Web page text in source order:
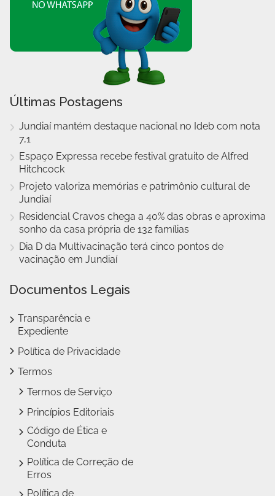
Últimas Postagens
Jundiaí mantém destaque nacional no Ideb com nota
7,1
Espaço Expressa recebe festival gratuito de Alfred
Hitchcock
Projeto valoriza memórias e patrimônio cultural de
Jundiaí
Residencial Cravos chega a 40% das obras e aproxima
sonho da casa própria de 132 famílias
Dia D da Multivacinação terá cinco pontos de
vacinação em Jundiaí
Documentos Legais
Transparência e
Expediente
Política de Privacidade
Termos
Termos de Serviço
Princípios Editoriais
Código de Ética e
Conduta
Política de Correção de
Erros
Política de